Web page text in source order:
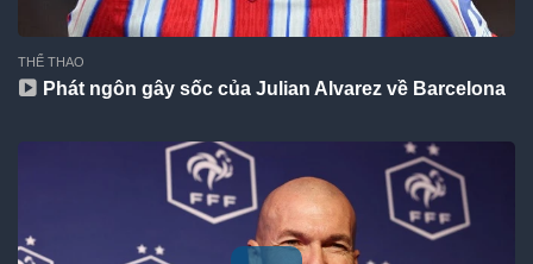
THỂ THAO
Phát ngôn gây sốc của Julian Alvarez về Barcelona